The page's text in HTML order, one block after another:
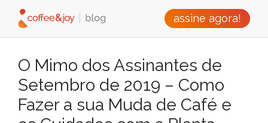
assine agora!
O Mimo dos Assinantes de
Setembro de 2019 – Como
Fazer a sua Muda de Café e